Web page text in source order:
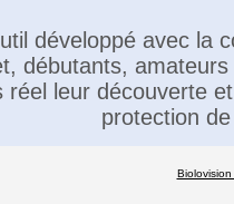
développé avec la
débutants,
réel leur découverte
protection
Biolovision